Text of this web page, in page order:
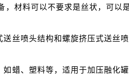
，材料可以不要求是丝状，可以
丝喷头结构和螺旋挤压式送丝喷
蜡、塑料等，适用于加压融化罐